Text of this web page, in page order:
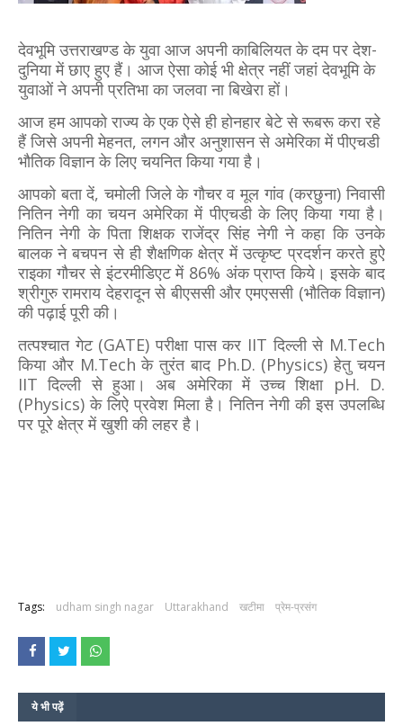
देवभूमि उत्तराखण्ड के युवा आज अपनी काबिलियत के दम पर देश-
दुनिया में छाए हुए हैं। आज ऐसा कोई भी क्षेत्र नहीं जहां देवभूमि के
युवाओं ने अपनी प्रतिभा का जलवा ना बिखेरा हों।
आज हम आपको राज्य के एक ऐसे ही होनहार बेटे से रूबरू करा रहे
हैं जिसे अपनी मेहनत, लगन और अनुशासन से अमेरिका में पीएचडी
भौतिक विज्ञान के लिए चयनित किया गया है।
आपको बता दें, चमोली जिले के गौचर व मूल गांव (करछुना) निवासी
नितिन नेगी का चयन अमेरिका में पीएचडी के लिए किया गया है।
नितिन नेगी के पिता शिक्षक राजेंद्र सिंह नेगी ने कहा कि उनके
बालक ने बचपन से ही शैक्षणिक क्षेत्र में उत्कृष्ट प्रदर्शन करते हुऐ
राइका गौचर से इंटरमीडिएट में 86% अंक प्राप्त किये। इसके बाद
श्रीगुरु रामराय देहरादून से बीएससी और एमएससी (भौतिक विज्ञान)
की पढ़ाई पूरी की।
तत्पश्चात गेट (GATE) परीक्षा पास कर IIT दिल्ली से M.Tech
किया और M.Tech के तुरंत बाद Ph.D. (Physics) हेतु चयन
IIT दिल्ली से हुआ। अब अमेरिका में उच्च शिक्षा pH. D.
(Physics) के लिऐ प्रवेश मिला है। नितिन नेगी की इस उपलब्धि
पर पूरे क्षेत्र में खुशी की लहर है।
Tags: udham singh nagar Uttarakhand खटीमा प्रेम-प्रसंग
ये भी पढ़ें